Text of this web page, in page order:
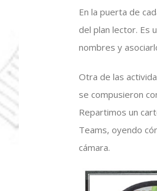
En la puerta de
del plan lector. Es
nombres y
Otra de las
se compusieron
Repartimos un
Teams, oyendo
cámara.